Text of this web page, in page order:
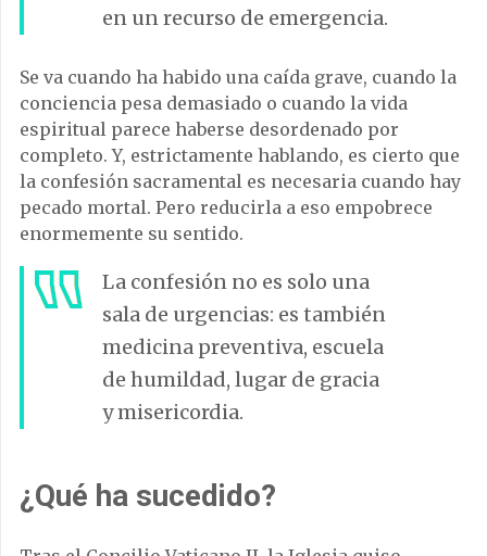
en un recurso de emergencia.
Se va cuando ha habido una caída grave, cuando la
conciencia pesa demasiado o cuando la vida
espiritual parece haberse desordenado por
completo. Y, estrictamente hablando, es cierto que
la confesión sacramental es necesaria cuando hay
pecado mortal. Pero reducirla a eso empobrece
enormemente su sentido.
La confesión no es solo una
sala de urgencias: es también
medicina preventiva, escuela
de humildad, lugar de gracia
y misericordia.
¿Qué ha sucedido?